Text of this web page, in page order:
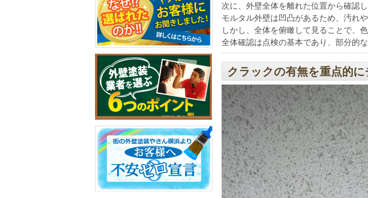
次に、外壁全体を離れた位置から確認し
モルタル外壁は凹凸があるため、汚れ
しかし、全体を俯瞰して見ることで、
全体確認は点検の基本であり、部分的
クラックの有無を重点的